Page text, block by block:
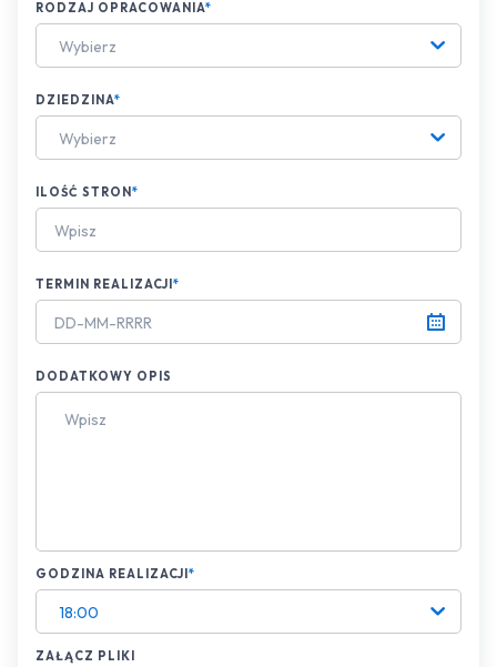
RODZAJ OPRACOWANIA*
Wybierz
DZIEDZINA*
Wybierz
ILOŚĆ STRON*
TERMIN REALIZACJI *
DODATKOWY OPIS
GODZINA REALIZACJI *
18:00
ZAŁĄCZ PLIKI